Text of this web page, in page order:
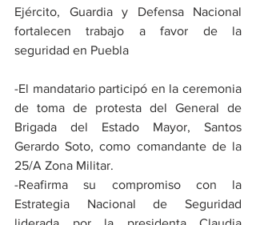
Ejército, Guardia y Defensa Nacional
fortalecen trabajo a favor de la
seguridad en Puebla
-El mandatario participó en la ceremonia
de toma de protesta del General de
Brigada del Estado Mayor, Santos
Gerardo Soto, como comandante de la
25/A Zona Militar.
-Reafirma su compromiso con la
Estrategia Nacional de Seguridad